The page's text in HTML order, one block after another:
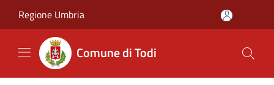
Regione Umbria
Comune di Todi